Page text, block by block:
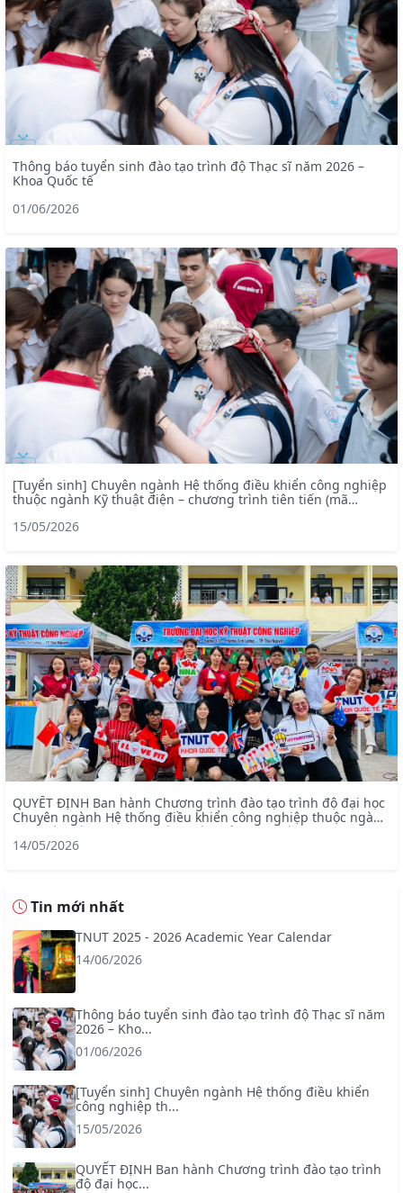
Thông báo tuyển sinh đào tạo trình độ Thạc sĩ năm 2026 –
Khoa Quốc tế
01/06/2026
[Tuyển sinh] Chuyên ngành Hệ thống điều khiển công nghiệp
thuộc ngành Kỹ thuật điện – chương trình tiên tiến (mã
ngành: 7905228)
15/05/2026
QUYẾT ĐỊNH Ban hành Chương trình đào tạo trình độ đại học
Chuyên ngành Hệ thống điều khiển công nghiệp thuộc ngành
Kỹ thuật điện – chương trình tiên tiến (mã ngành: 7905228)
14/05/2026
Tin mới nhất
TNUT 2025 - 2026 Academic Year Calendar
14/06/2026
Thông báo tuyển sinh đào tạo trình độ Thạc sĩ năm
2026 – Kho...
01/06/2026
[Tuyển sinh] Chuyên ngành Hệ thống điều khiển
công nghiệp th...
15/05/2026
QUYẾT ĐỊNH Ban hành Chương trình đào tạo trình
độ đại học...